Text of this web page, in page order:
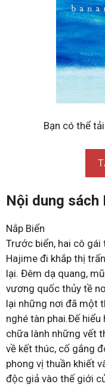
Bạn có thể
Nội dung sách
Nắp Biển
Trước biển, hai cô gái
Hajime đi khắp thị
lại. Đêm dạ quang,
vương quốc thủy tề
lại những nơi đã một
nghé tàn phai.Đế
chữa lành những vết
về kết thúc, cố gắng
phong vị thuần khiết
độc giả vào thế giới